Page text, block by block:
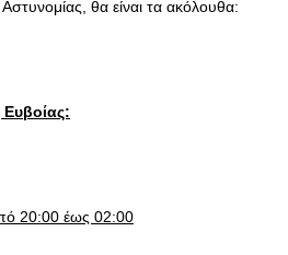
θα είναι τα ακόλουθα:
20:00 έως 02:00